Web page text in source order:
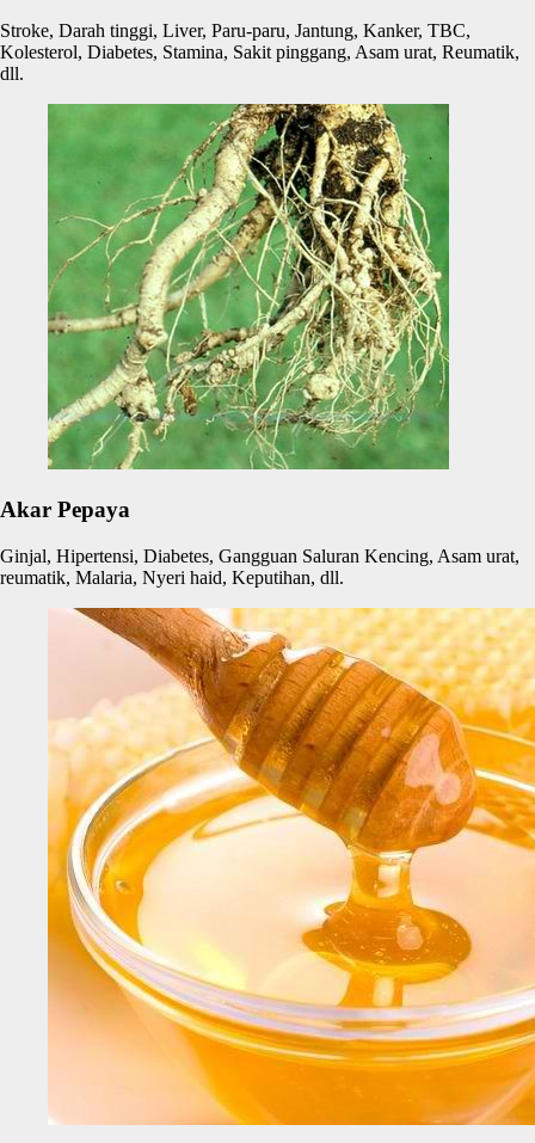
Stroke, Darah tinggi, Liver, Paru-paru, Jantung, Kanker, TBC,
Kolesterol, Diabetes, Stamina, Sakit pinggang, Asam urat, Reumatik,
dll.
Akar Pepaya
Ginjal, Hipertensi, Diabetes, Gangguan Saluran Kencing, Asam urat,
reumatik, Malaria, Nyeri haid, Keputihan, dll.